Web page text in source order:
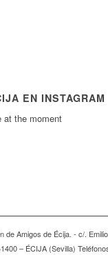
EN INSTAGRAM
at the moment
de Amigos de Écija. - c/.
– ÉCIJA (Sevilla)